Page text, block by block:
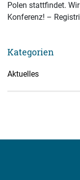
Polen stattfindet.
Konferenz! –
Kategorien
Aktuelles